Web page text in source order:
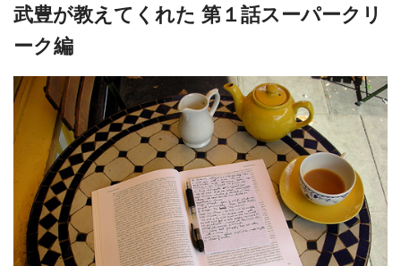
武豊が教えてくれた 第１話スーパークリ
ーク編